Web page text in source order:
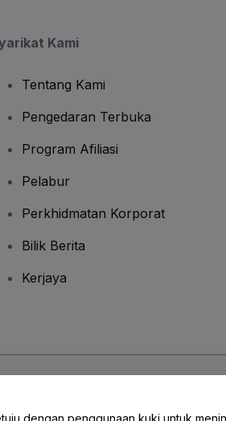
Kami
Tentang Kami
Pengedaran Terbuka
Program Afiliasi
Pelabur
Perkhidmatan Korporat
Bilik Berita
Kerjaya
dengan penggunaan kuki untuk